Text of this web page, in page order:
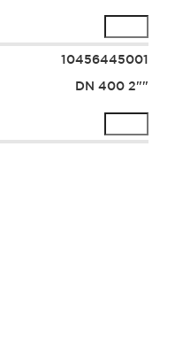
10456445001
DN 400 2""